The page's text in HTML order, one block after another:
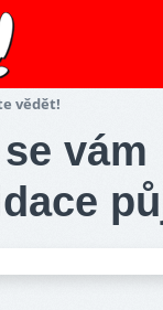
vědět!
vám